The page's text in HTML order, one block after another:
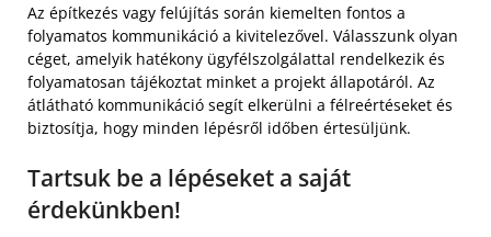
Az építkezés vagy felújítás során kiemelten fontos a
folyamatos kommunikáció a kivitelezővel. Válasszunk olyan
céget, amelyik hatékony ügyfélszolgálattal rendelkezik és
folyamatosan tájékoztat minket a projekt állapotáról. Az
átlátható kommunikáció segít elkerülni a félreértéseket és
biztosítja, hogy minden lépésről időben értesüljünk.
Tartsuk be a lépéseket a saját
érdekünkben!